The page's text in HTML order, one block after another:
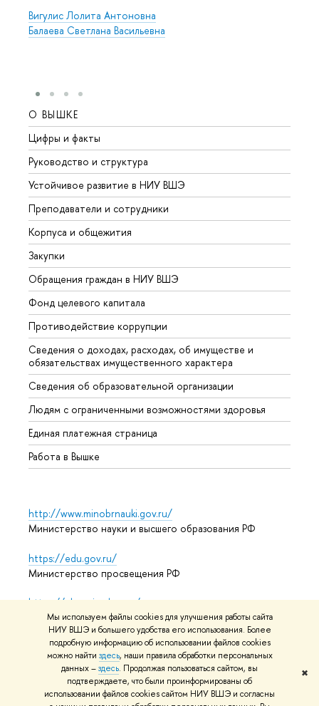
Мы используем файлы cookies для улучшения работы сайта
НИУ ВШЭ и большего удобства его использования. Более
подробную информацию об использовании файлов cookies
можно найти здесь, наши правила обработки персональных
данных –здесь. Продолжая пользоваться сайтом, вы
подтверждаете, что были проинформированы об
использовании файлов cookies сайтом НИУ ВШЭ и согласны
✖
Вигулис Лолита Антоновна
Балаева Светлана Васильевна
О ВЫШКЕ
Цифры и факты
Руководство и структура
Устойчивое развитие в НИУ ВШЭ
Преподаватели и сотрудники
Корпуса и общежития
Закупки
Обращения граждан в НИУ ВШЭ
Фонд целевого капитала
Противодействие коррупции
Сведения о доходах, расходах, об имуществе и
обязательствах имущественного характера
Сведения об образовательной организации
Людям с ограниченными возможностями здоровья
Единая платежная страница
Работа в Вышке
http://www.minobrnauki.gov.ru/
Министерство науки и высшего образования РФ
https://edu.gov.ru/
Министерство просвещения РФ
https://elearning.hse.ru/mooc
Массовые открытые онлайн-курсы
© НИУ ВШЭ 1993–2026 Адреса и контактыУсловия
использования материаловПолитика конфиденциальности
Карта сайта